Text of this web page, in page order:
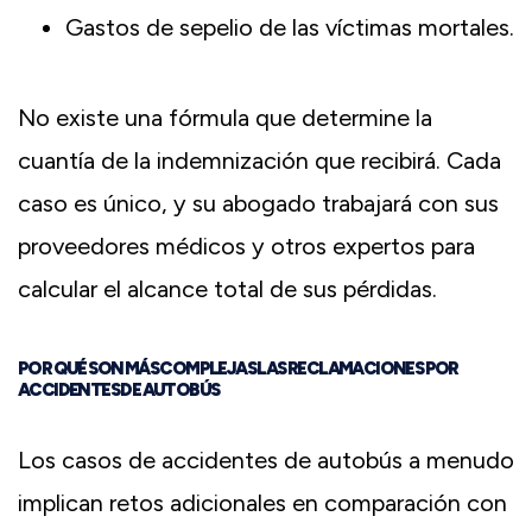
Gastos de sepelio de las víctimas mortales.
No existe una fórmula que determine la
cuantía de la indemnización que recibirá. Cada
caso es único, y su abogado trabajará con sus
proveedores médicos y otros expertos para
calcular el alcance total de sus pérdidas.
POR QUÉ SON MÁS COMPLEJAS LAS RECLAMACIONES POR
ACCIDENTES DE AUTOBÚS
Los casos de accidentes de autobús a menudo
implican retos adicionales en comparación con